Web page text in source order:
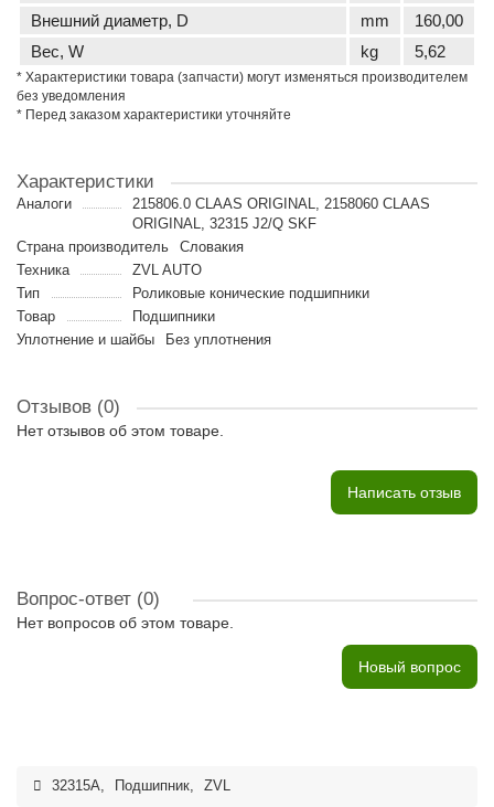
Внешний диаметр, D
mm
160,00
Вес, W
kg 5,62
* Характеристики товара (запчасти) могут изменяться производителем
без уведомления
* Перед заказом характеристики уточняйте
Характеристики
Аналоги
215806.0 CLAAS ORIGINAL, 2158060 CLAAS
ORIGINAL, 32315 J2/Q SKF
Страна производитель
Словакия
Техника
ZVL AUTO
Тип
Роликовые конические подшипники
Товар
Подшипники
Уплотнение и шайбы
Без уплотнения
Отзывов (0)
Нет отзывов об этом товаре.
Написать отзыв
Вопрос-ответ (0)
Нет вопросов об этом товаре.
Новый вопрос
32315A, Подшипник, ZVL